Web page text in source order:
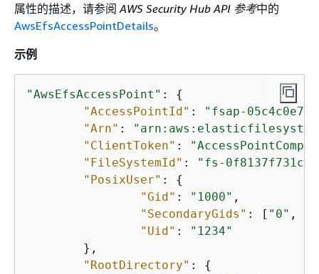
属性的描述，请参阅 AWS Security Hub API 参考中的
AwsEfsAccessPointDetails。
示例
"AwsEfsAccessPoint" : {
"AccessPointId" :
"fsap-
"Arn" :
"ClientToken" :
"FileSystemId" :
"fs-
"PosixUser" : {
"Gid" : "1000" ,
"SecondaryGids" : [ "0" ,
"Uid" :
"1234"
"RootDirectory" : {